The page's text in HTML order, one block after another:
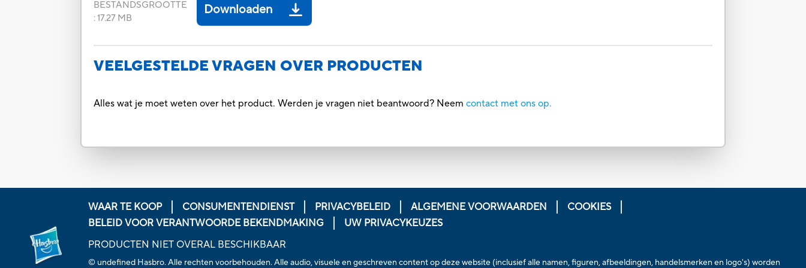
BESTANDSGROOTTE
:17.27 MB
Downloaden
VEELGESTELDE VRAGEN OVER PRODUCTEN
Alles wat je moet weten over het product. Werden je vragen niet beantwoord? Neemcontact met ons op.
WAAR TE KOOP CONSUMENTENDIENST PRIVACYBELEID ALGEMENE VOORWAARDEN
COOKIES
BELEID VOOR VERANTWOORDE BEKENDMAKING
UW PRIVACYKEUZES
PRODUCTEN NIET OVERAL BESCHIKBAAR
© undefined Hasbro. Alle rechten voorbehouden. Alle audio, visuele en geschreven content op deze website (inclusief alle namen, figuren, afbeeldingen, handelsmerken en logo's) worden